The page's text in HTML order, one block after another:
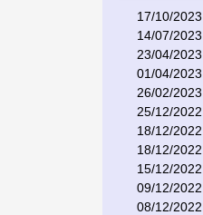
17/10/2023
14/07/2023
23/04/2023
01/04/2023
26/02/2023
25/12/2022
18/12/2022
18/12/2022
15/12/2022
09/12/2022
08/12/2022